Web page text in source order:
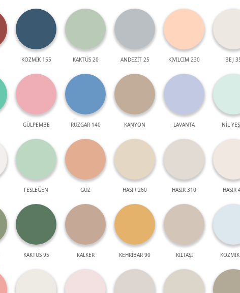
KOZMİK 155 KAKTÜS 20 ANDEZİT 25 KIVILCIM 230 BEJ
GÜLPEMBE RÜZGAR 140 KANYON LAVANTA NİL
FESLEĞEN GÜZ HASIR 260 HASIR 310 HASIR
KAKTÜS 95 KALKER KEHRİBAR 90 KİLTAŞI